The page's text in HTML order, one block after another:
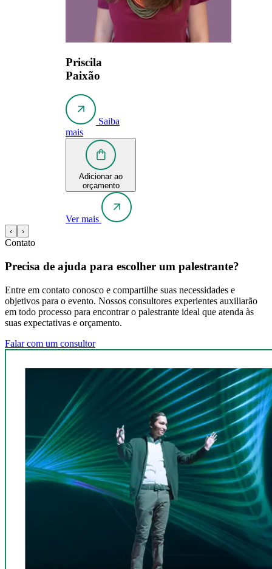
Priscila
Paixão
Saiba
mais
Adicionar ao
orçamento
Ver mais
‹ ›
Contato
Precisa de ajuda para escolher um palestrante?
Entre em contato conosco e compartilhe suas necessidades e
objetivos para o evento. Nossos consultores experientes auxiliarão
em todo processo para encontrar o palestrante ideal que atenda às
suas expectativas e orçamento.
Falar com um consultor